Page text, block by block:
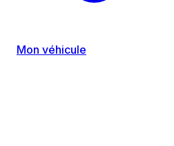
Mon véhicule